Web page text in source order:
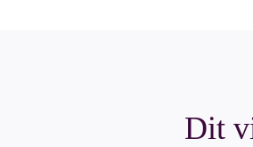
Dit